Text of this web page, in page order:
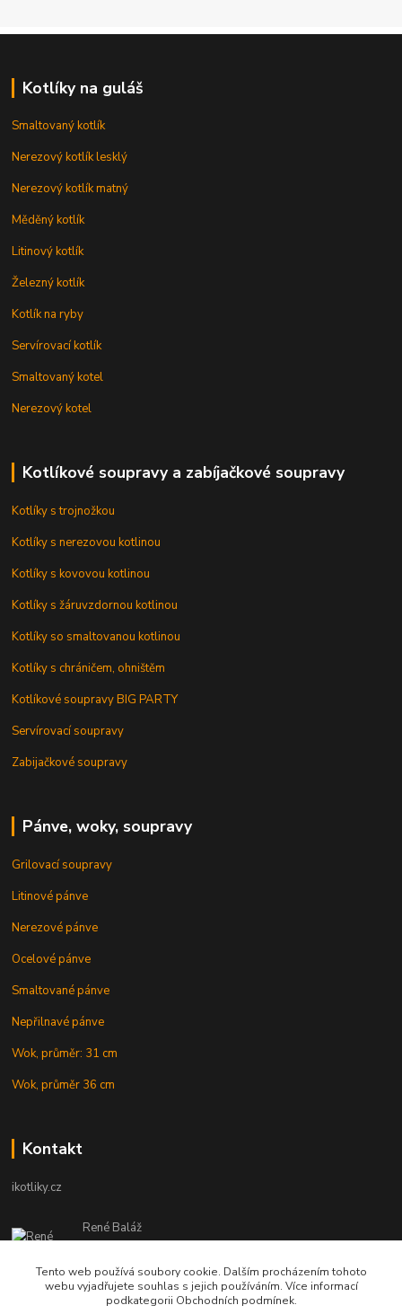
Kotlíky na guláš
Smaltovaný kotlík
Nerezový kotlík lesklý
Nerezový kotlík matný
Měděný kotlík
Litinový kotlík
Železný kotlík
Kotlík na ryby
Servírovací kotlík
Smaltovaný kotel
Nerezový kotel
Kotlíkové soupravy a zabíjačkové soupravy
Kotlíky s trojnožkou
Kotlíky s nerezovou kotlinou
Kotlíky s kovovou kotlinou
Kotlíky s žáruvzdornou kotlinou
Kotlíky so smaltovanou kotlinou
Kotlíky s chráničem, ohništěm
Kotlíkové soupravy BIG PARTY
Servírovací soupravy
Zabijačkové soupravy
Pánve, woky, soupravy
Grilovací soupravy
Litinové pánve
Nerezové pánve
Ocelové pánve
Smaltované pánve
Nepřilnavé pánve
Wok, průměr: 31 cm
Wok, průměr 36 cm
Kontakt
ikotliky.cz
René Baláž
Eshop: +421 902 212 007
od 8:00 - do 16:00 hod
info@ikotliky.cz
Tento web používá soubory cookie. Dalším procházením tohoto
webu vyjadřujete souhlas s jejich používáním. Více informací
podkategorii Obchodních podmínek.